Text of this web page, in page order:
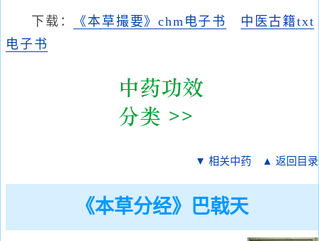
下载： 《本草撮要》chm电子书
中医古籍txt
电子书
▼ 相关中药 ▲ 返回目录
《本草分经》巴戟天